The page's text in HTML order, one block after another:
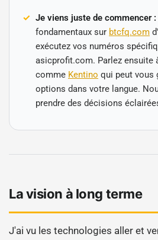
Je viens juste de commencer :
fondamentaux sur btcfq.com
exécutez vos numéros
asicprofit.com. Parlez ensuite
comme Kentino qui peut vous
options dans votre langue.
prendre des décisions
La vision à long terme
J'ai vu les technologies aller et